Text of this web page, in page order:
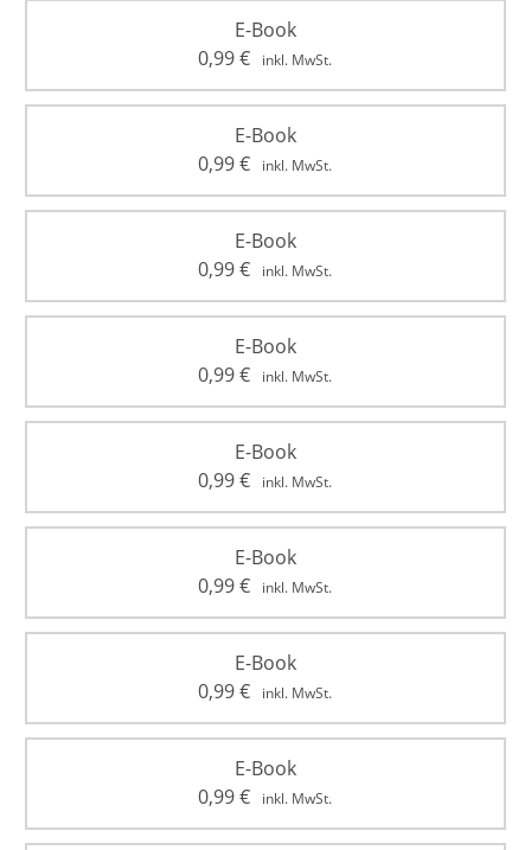
E-Book
0,99€ inkl. MwSt.
E-Book
0,99€ inkl. MwSt.
E-Book
0,99€ inkl. MwSt.
E-Book
0,99€ inkl. MwSt.
E-Book
0,99€ inkl. MwSt.
E-Book
0,99€ inkl. MwSt.
E-Book
0,99€ inkl. MwSt.
E-Book
0,99€ inkl. MwSt.